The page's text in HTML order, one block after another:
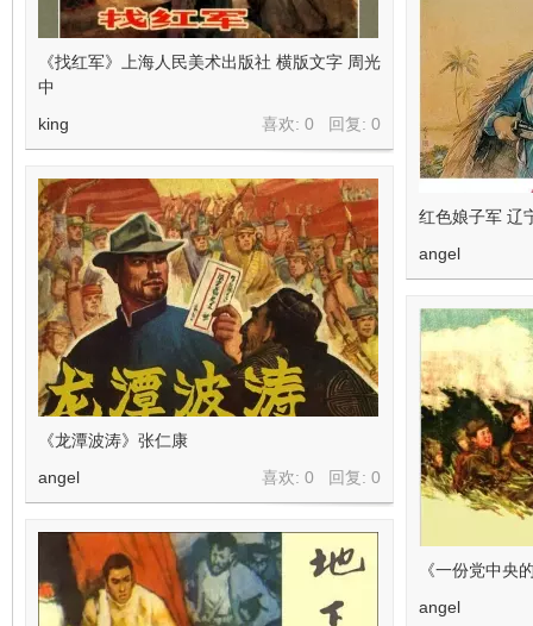
《找红军》上海人民美术出版社 横版文字 周光
中
喜欢: 0 回复: 0
king
红色娘子军 辽
angel
《龙潭波涛》张仁康
喜欢: 0 回复: 0
angel
《一份党中央
angel